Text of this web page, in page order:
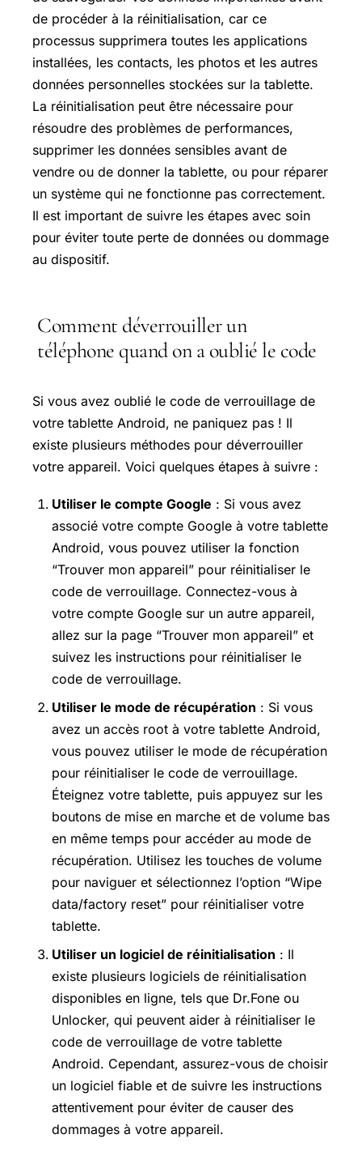
de procéder à la réinitialisation, car ce
processus supprimera toutes les applications
installées, les contacts, les photos et les autres
données personnelles stockées sur la tablette.
La réinitialisation peut être nécessaire pour
résoudre des problèmes de performances,
supprimer les données sensibles avant de
vendre ou de donner la tablette, ou pour réparer
un système qui ne fonctionne pas correctement.
Il est important de suivre les étapes avec soin
pour éviter toute perte de données ou dommage
au dispositif.
Comment déverrouiller un
téléphone quand on a oublié le code
Si vous avez oublié le code de verrouillage de
votre tablette Android, ne paniquez pas ! Il
existe plusieurs méthodes pour déverrouiller
votre appareil. Voici quelques étapes à suivre :
Utiliser le compte Google : Si vous avez
associé votre compte Google à votre tablette
Android, vous pouvez utiliser la fonction
“Trouver mon appareil” pour réinitialiser le
code de verrouillage. Connectez-vous à
votre compte Google sur un autre appareil,
allez sur la page “Trouver mon appareil” et
suivez les instructions pour réinitialiser le
code de verrouillage.
Utiliser le mode de récupération : Si vous
avez un accès root à votre tablette Android,
vous pouvez utiliser le mode de récupération
pour réinitialiser le code de verrouillage.
Éteignez votre tablette, puis appuyez sur les
boutons de mise en marche et de volume bas
en même temps pour accéder au mode de
récupération. Utilisez les touches de volume
pour naviguer et sélectionnez l’option “Wipe
data/factory reset” pour réinitialiser votre
tablette.
Utiliser un logiciel de réinitialisation : Il
existe plusieurs logiciels de réinitialisation
disponibles en ligne, tels que Dr.Fone ou
Unlocker, qui peuvent aider à réinitialiser le
code de verrouillage de votre tablette
Android. Cependant, assurez-vous de choisir
un logiciel fiable et de suivre les instructions
attentivement pour éviter de causer des
dommages à votre appareil.